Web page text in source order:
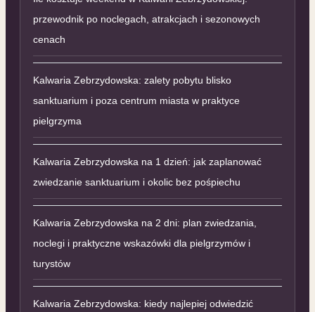
przewodnik po noclegach, atrakcjach i sezonowych
cenach
Kalwaria Zebrzydowska: zalety pobytu blisko
sanktuarium i poza centrum miasta w praktyce
pielgrzyma
Kalwaria Zebrzydowska na 1 dzień: jak zaplanować
zwiedzanie sanktuarium i okolic bez pośpiechu
Kalwaria Zebrzydowska na 2 dni: plan zwiedzania,
noclegi i praktyczne wskazówki dla pielgrzymów i
turystów
Kalwaria Zebrzydowska: kiedy najlepiej odwiedzić